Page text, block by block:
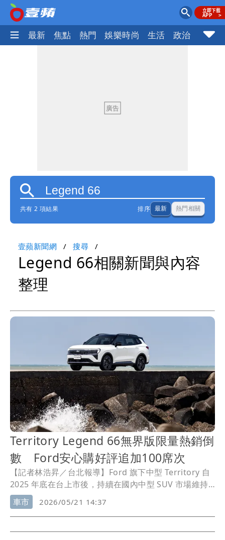
最新 焦點 熱門 娛樂時尚 生活 政治 社會
共有 2 項結果 排序 最新 熱門相關
壹蘋新聞網 搜尋
Legend 66相關新聞與內容
整理
Territory Legend 66無界版限量熱銷倒
數 Ford安心購好評追加100席次
【記者林浩昇／台北報導】Ford 旗下中型 Territory 自
2025 年底在台上市後，持續在國內中型 SUV 市場維持
高度討論度。福特六和近日表示，先前為紀念美國經典
Route 66 公路百年所推出的「
量 300 台配額目前已進入熱銷倒數階段，同時帶動整體
Territory 車系買氣升溫。
車市 2026/05/21 14:37